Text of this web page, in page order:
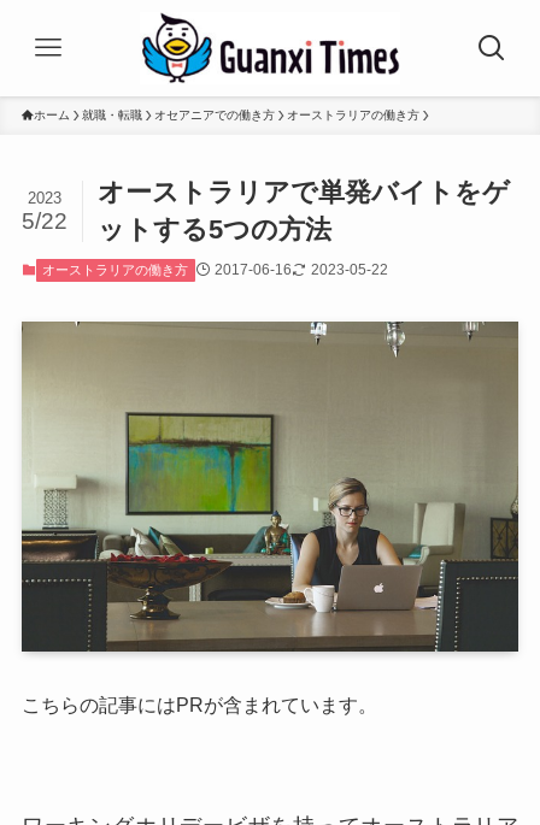
ホーム 就職・転職 オセアニアでの働き方 オーストラリアの働き方
オーストラリアで単発バイトをゲ
ットする5つの方法
2023
5/22
オーストラリアの働き方 2017-06-16 2023-05-22
こちらの記事にはPRが含まれています。